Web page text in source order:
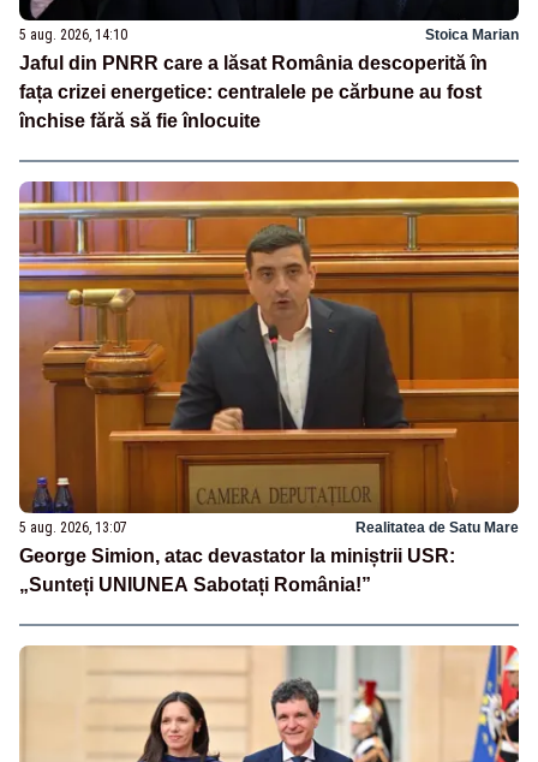
5 aug. 2026, 14:10 Stoica Marian
Jaful din PNRR care a lăsat România descoperită în
fața crizei energetice: centralele pe cărbune au fost
închise fără să fie înlocuite
5 aug. 2026, 13:07 Realitatea de Satu Mare
George Simion, atac devastator la miniștrii USR:
„Sunteți UNIUNEA Sabotați România!”